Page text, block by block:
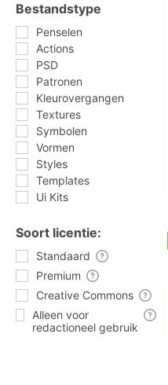
Bestandstype
Penselen
Actions
PSD
Patronen
Kleurovergangen
Textures
Symbolen
Vormen
Styles
Templates
Ui Kits
Soort licentie:
Standaard
Premium
Creative Commons
Alleen voor
redactioneel gebruik